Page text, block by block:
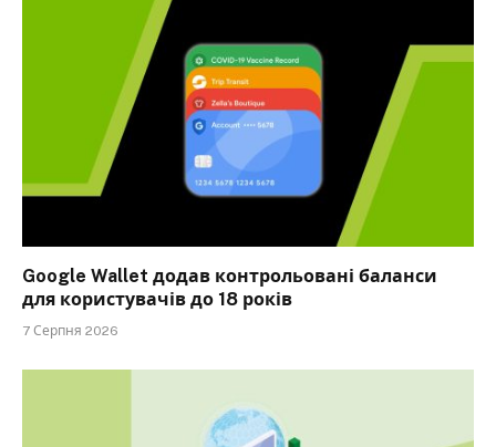
Google Wallet додав контрольовані баланси
для користувачів до 18 років
7 Серпня 2026